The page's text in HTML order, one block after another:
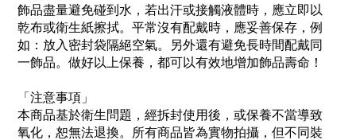
飾品盡量避免碰到水，若出汗或接觸液體時，應立即以
乾布或衛生紙擦拭。平常沒有配戴時，應妥善保存，例
如：放入密封袋隔絕空氣。另外還有避免長時間配戴同
一飾品。做好以上保養，都可以有效地增加飾品壽命！
「注意事項」
本商品基於衛生問題，經拆封使用後，或保養不當導致
氧化，恕無法退換。所有商品皆為實物拍攝，但不同裝